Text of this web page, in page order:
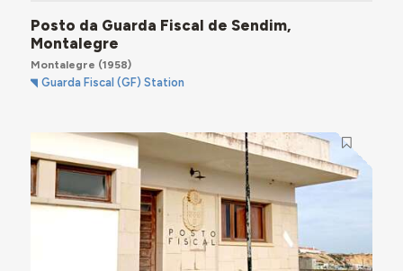
Posto da Guarda Fiscal de Sendim,
Montalegre
Montalegre (1958)
Guarda Fiscal (GF) Station